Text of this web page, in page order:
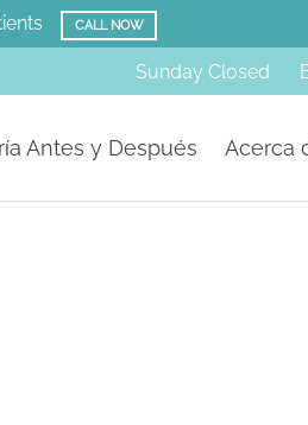
Amazing Before & Afters!
Sunday Closed
Antes y Después Acerca